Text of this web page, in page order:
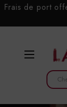
Frais de port
Basculer
navigation
☰